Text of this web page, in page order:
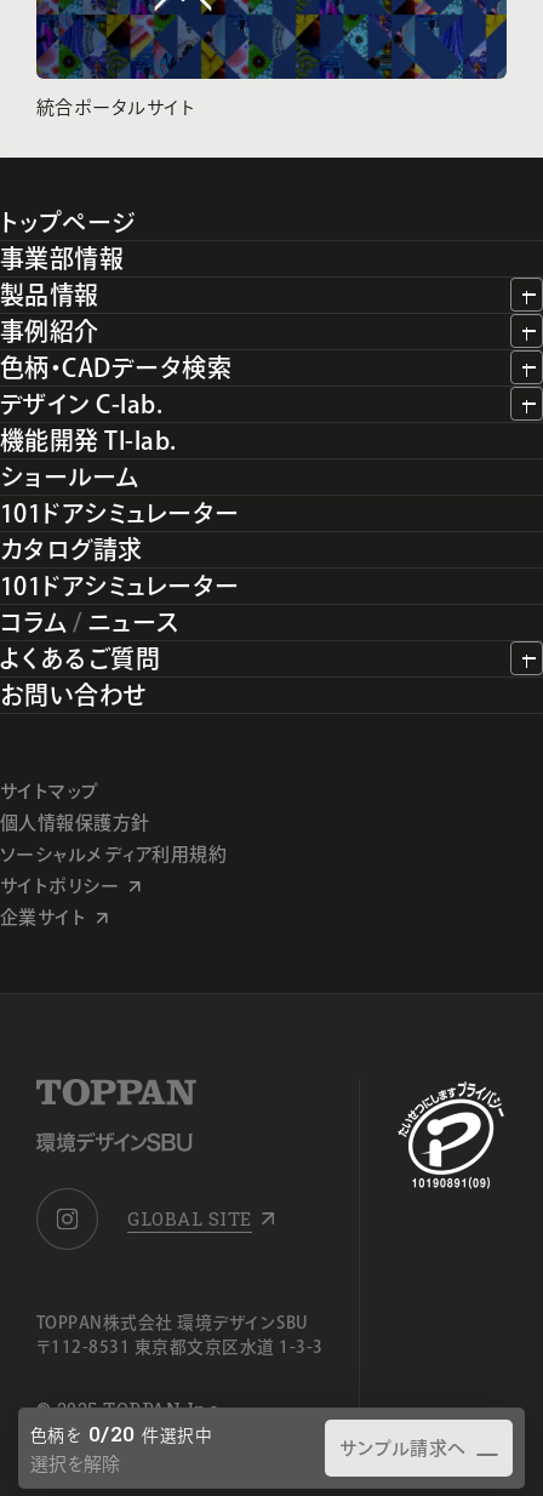
色柄を 0/20 件選択中
選択を解除
サンプル請求へ
統合ポータルサイト
トップページ
事業部情報
製品情報
事例紹介
色柄・CADデータ検索
デザイン C-lab.
機能開発 TI-lab.
ショールーム
101ドアシミュレーター
カタログ請求
101ドアシミュレーター
コラム / ニュース
よくあるご質問
お問い合わせ
サイトマップ
個人情報保護方針
ソーシャルメディア利用規約
サイトポリシー
企業サイト
GLOBAL SITE
TOPPAN株式会社 環境デザインSBU
〒112-8531 東京都文京区水道 1-3-3
© 2025 TOPPAN Inc.